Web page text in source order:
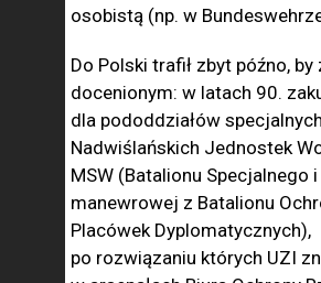
osobistą (np. w
Do Polski trafił zbyt późno,
docenionym: w latach 90.
dla pododdziałów specjalnych
Nadwiślańskich Jednostek
MSW (Batalionu Specjalnego
manewrowej z Batalionu
Placówek Dyplomatycznych),
po rozwiązaniu których UZI